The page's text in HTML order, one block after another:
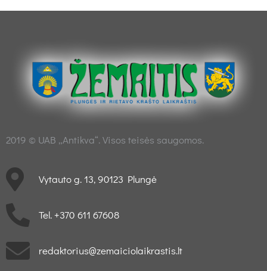
2019 © UAB „Antikva“. Visos teisės saugomos.
Vytauto g. 13, 90123 Plungė
Tel. +370 611 67608
redaktorius@zemaiciolaikrastis.lt